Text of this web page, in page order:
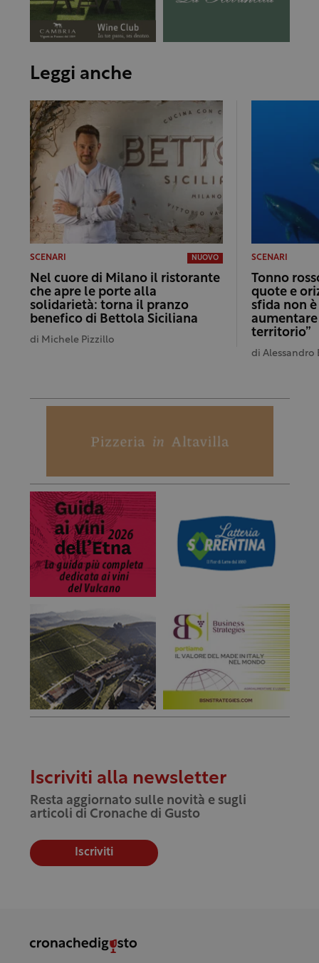
Leggi anche
SCENARI NUOVO
Nel cuore di Milano il ristorante
che apre le porte alla
solidarietà: torna il pranzo
benefico di Bettola Siciliana
di Michele Pizzillo
SCENARI
Tonno
quote e
sfida non
territorio”
diAlessandro
Iscriviti alla newsletter
Resta aggiornato sulle novità e sugli
articoli di Cronache di Gusto
Iscriviti